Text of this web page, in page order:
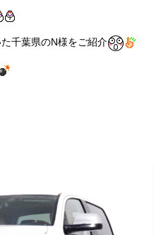
千葉県のN様をご紹介